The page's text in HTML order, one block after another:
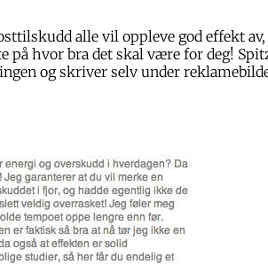
alle vil oppleve god effekt
på hvor bra det skal være for deg!
og skriver selv under